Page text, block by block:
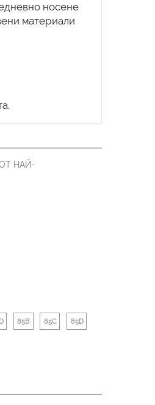
носене
материали
*Вижте инструкциите за поддръжка на етикета на продукта.
НАЙ-
85B 85C 85D